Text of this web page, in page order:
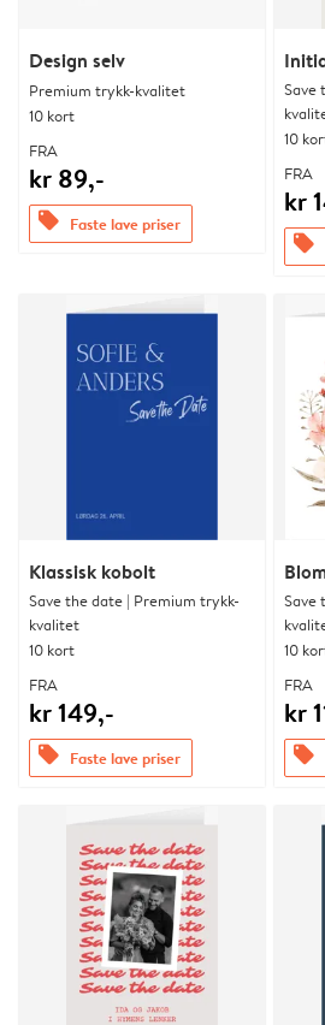
Design selv
Premium trykk-kvalitet
10 kort
FRA
kr 89,-
offers Faste lave priser
Save
10
FRA
kr
offers
Klassisk kobolt
Save the date | Premium trykk-
kvalitet
10 kort
FRA
kr 149,-
offers Faste lave priser
Save
10
FRA
kr
offers